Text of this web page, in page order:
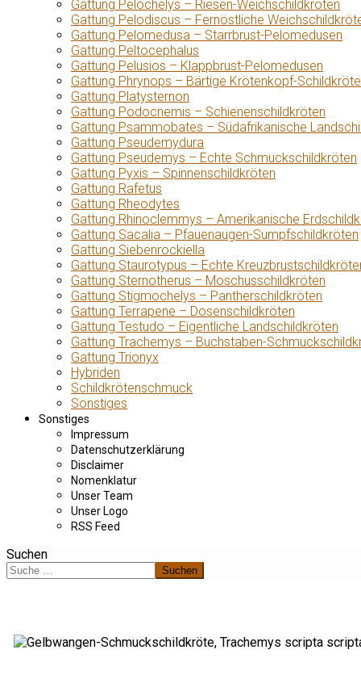
Gattung Pelochelys – Riesen-Weichschildkröten
Gattung Pelodiscus – Fernöstliche
Gattung Pelomedusa – Starrbrust-Pelomedusen
Gattung Peltocephalus
Gattung Pelusios – Klappbrust-Pelomedusen
Gattung Phrynops – Bärtige Krötenkopf-
Gattung Platysternon
Gattung Podocnemis – Schienenschildkröten
Gattung Psammobates – Südafrikanische
Gattung Pseudemydura
Gattung Pseudemys – Echte Schmuckschildkröten
Gattung Pyxis – Spinnenschildkröten
Gattung Rafetus
Gattung Rheodytes
Gattung Rhinoclemmys – Amerikanische
Gattung Sacalia – Pfauenaugen-Sumpfschildkröten
Gattung Siebenrockiella
Gattung Staurotypus – Echte
Gattung Sternotherus – Moschusschildkröten
Gattung Stigmochelys – Pantherschildkröten
Gattung Terrapene – Dosenschildkröten
Gattung Testudo – Eigentliche Landschildkröten
Gattung Trachemys – Buchstaben-
Gattung Trionyx
Hybriden
Schildkrötenschmuck
Sonstiges
Sonstiges
Impressum
Datenschutzerklärung
Disclaimer
Nomenklatur
Unser Team
Unser Logo
RSS Feed
Suchen
Suchen